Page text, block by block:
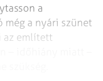
a
még a nyári szünet
az említett